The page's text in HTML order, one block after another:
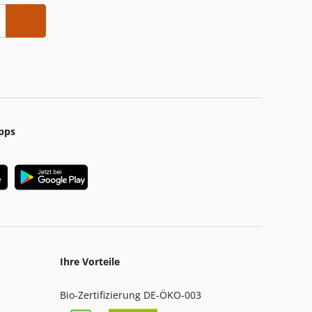
Ihre Vorteile
Bio-Zertifizierung DE-ÖKO-003